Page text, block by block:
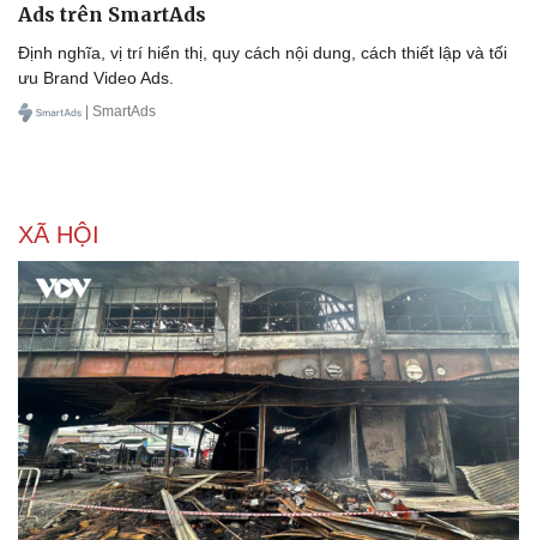
Sức khỏe
Dinh dưỡng - món ngon
Cây thuốc
Sản phụ khoa
Nhi khoa
Nam khoa
Đời sống
Nhà đẹp
Blog
Tình yêu - Gia đình
Ads trên SmartAds
Định nghĩa, vị trí hiển thị, quy cách nội dung, cách thiết lập và tối
ưu Brand Video Ads.
| SmartAds
XÃ HỘI